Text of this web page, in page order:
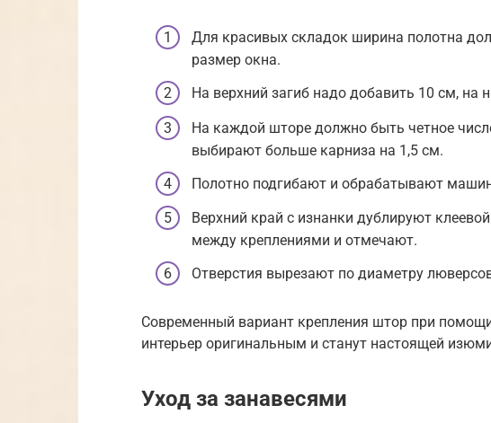
Для красивых складок ширина полотна
размер окна.
На верхний загиб надо добавить 10 см, на
На каждой шторе должно быть четное
выбирают больше карниза на 1,5 см.
Полотно подгибают и обрабатывают
Верхний край с изнанки дублируют
между креплениями и отмечают.
Отверстия вырезают по диаметру
Современный вариант крепления штор при
интерьер оригинальным и станут настоящей
Уход за занавесями